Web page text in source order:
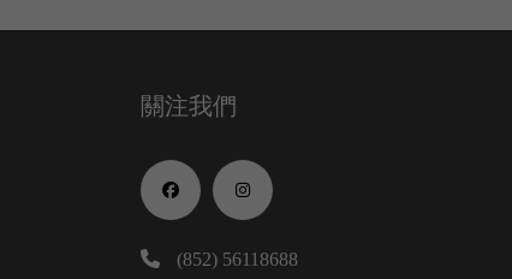
關注我們
(852) 56118688